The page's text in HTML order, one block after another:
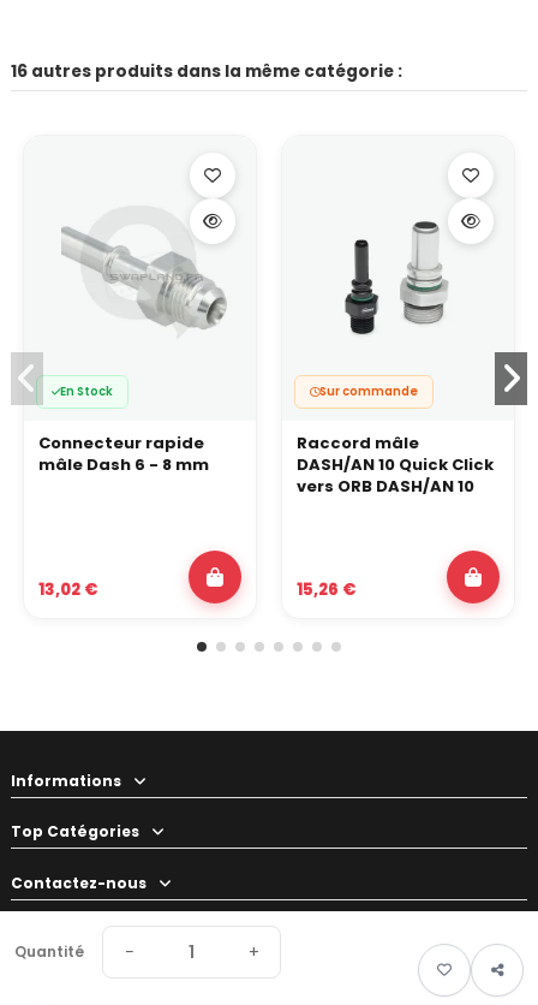
Quantité − +
16 autres produits dans la même catégorie :
En Stock
Connecteur rapide
mâle Dash 6 - 8 mm
13,02 €
Sur commande
Raccord mâle
DASH/AN 10 Quick Click
vers ORB DASH/AN 10
15,26 €
Informations
Top Catégories
Contactez-nous
Votre préparateur